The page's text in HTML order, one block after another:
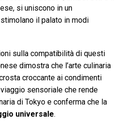
si uniscono in un
il palato in modi
sulla compatibilità di questi
dimostra che l’arte culinaria
croccante ai condimenti
sensoriale che rende
di Tokyo e conferma che la
universale.